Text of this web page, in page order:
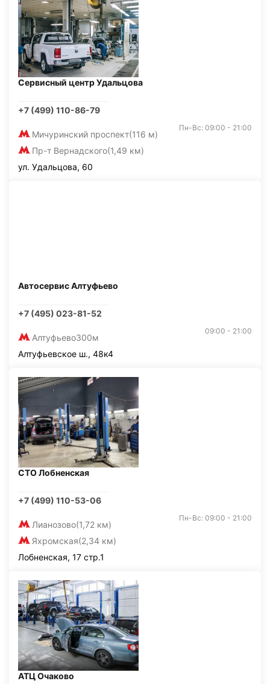
Сервисный центр Удальцова
+7 (499) 110-86-79
Мичуринский проспект(116 м)
Пр-т Вернадского(1,49 км)
Пн-Вс: 09:00 - 21:00
ул. Удальцова, 60
Автосервис Алтуфьево
+7 (495) 023-81-52
Алтуфьево300м
09:00 - 21:00
Алтуфьевское ш., 48к4
СТО Лобненская
+7 (499) 110-53-06
Лианозово(1,72 км)
Яхромская(2,34 км)
Пн-Вс: 09:00 - 21:00
Лобненская, 17 стр.1
АТЦ Очаково